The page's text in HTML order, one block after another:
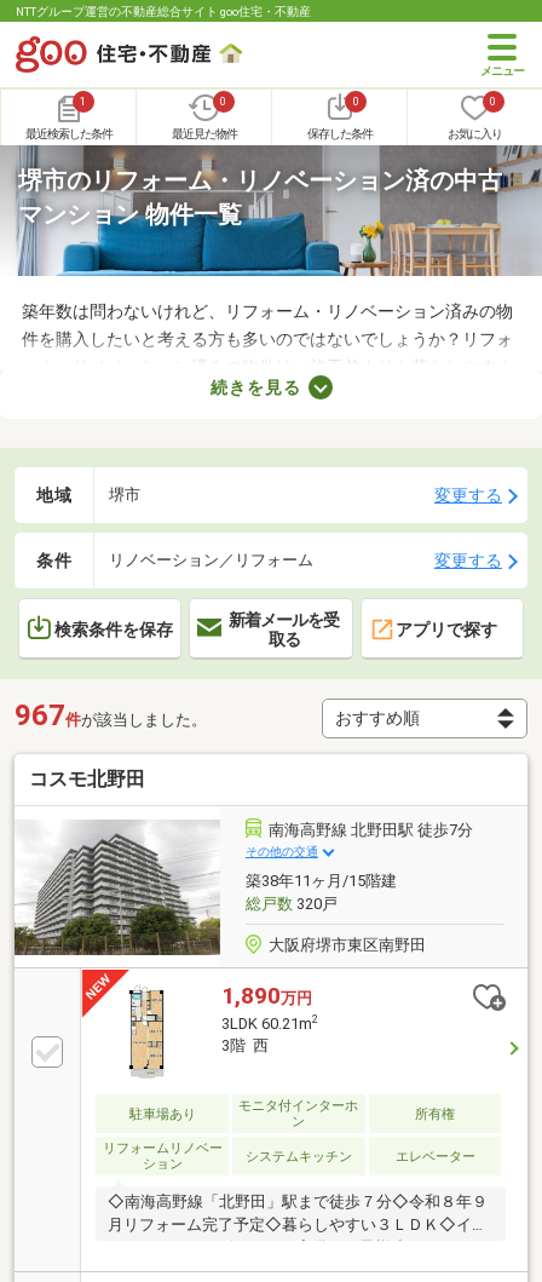
NTTグループ運営の不動産総合サイト goo住宅・不動産
1
最近検索した条件
0
最近見た物件
0
保存した条件
0
お気に入り
堺市のリフォーム・リノベーション済の中古
マンション 物件一覧
築年数は問わないけれど、リフォーム・リノベーション済みの物
件を購入したいと考える方も多いのではないでしょうか？リフォ
ーム・リノベーション済みの物件は、施工前よりも暮らしやすく
なっていることがポイント。住みやすさを感じられる最良の物件
済みの中古マンションを紹介しますので、ぜひチェックしてみて
続きを見る
地域 堺市 変更する
条件 リノベーション／リフォーム 変更する
検索条件を保存
新着メールを受
取る
アプリで探す
967件が該当しました。
コスモ北野田
南海高野線 北野田駅 徒歩7分
その他の交通
築38年11ヶ月/15階建
総戸数320戸
大阪府堺市東区南野田
1,890万円
3LDK 60.21m2
3階 西
駐車場あり
モニタ付インターホ
ン
所有権
リフォームリノベー
ション
システムキッチン エレベーター
◇南海高野線「北野田」駅まで徒歩７分◇令和８年９
月リフォーム完了予定◇暮らしやすい３ＬＤＫ◇イエ
くり物件のご紹介ができます！